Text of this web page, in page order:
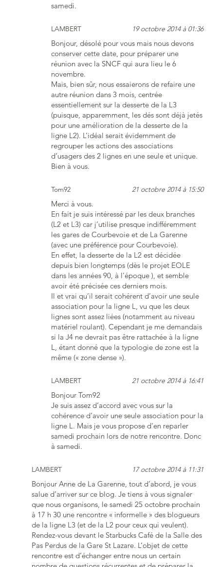
samedi.
LAMBERT 19 octobre 2014 à 01:36
Bonjour, désolé pour vous mais nous devons
conserver cette date, pour préparer une
réunion avec la SNCF qui aura lieu le 6
novembre.
Mais, bien sûr, nous essaierons de refaire une
autre réunion dans 3 mois, centrée
essentiellement sur la desserte de la L3
(puisque, apparemment, les dés sont déjà jetés
pour une amélioration de la desserte de la
ligne L2). L’idéal serait évidemment de
regrouper les actions des associations
d’usagers des 2 lignes en une seule et unique.
Bien à vous.
Tom92 21 octobre 2014 à 15:50
Merci à vous.
En fait je suis intéressé par les deux branches
(L2 et L3) car j’utilise presque indifféremment
les gares de Courbevoie et de La Garenne
(avec une préférence pour Courbevoie).
En effet, la desserte de la L2 est décidée
depuis bien longtemps (dès le projet EOLE
dans les années 90, à l’époque ), et semble
avoir été précisée ces derniers mois.
Il et vrai qu’il serait cohérent d’avoir une seule
association pour la ligne L, vu que les deux
lignes sont assez liées (notamment au niveau
matériel roulant). Cependant je me demandais
si la J4 ne devrait pas être rattachée à la ligne
L, étant donné que la typologie de zone est la
même (« zone dense »).
LAMBERT 21 octobre 2014 à 16:41
Bonjour Tom92
Je suis assez d’accord avec vous sur la
cohérence d’avoir une seule association pour la
ligne L. Mais je vous propose d’en reparler
samedi prochain lors de notre rencontre. Donc
à samedi.
LAMBERT 17 octobre 2014 à 11:31
Bonjour Anne de La Garenne, tout d’abord, je vous
salue d’arriver sur ce blog. Je tiens à vous signaler
que nous organisons, le samedi 25 octobre prochain
à 17 h 30 une rencontre « informelle » des blogueurs
de la ligne L3 (et de la L2 pour ceux qui veulent).
Rendez-vous devant le Starbucks Café de la Salle des
Pas Perdus de la Gare St Lazare. L’objet de cette
rencontre est d’échanger entre nous un certain